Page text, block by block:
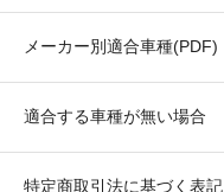
メーカー別適合車種(PDF)
適合する車種が無い場合
特定商取引法に基づく表記